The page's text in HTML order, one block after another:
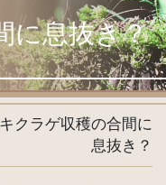
に息抜き？
キクラゲ収穫の合間に
息抜き？